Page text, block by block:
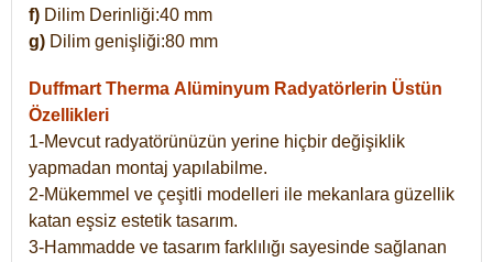
f) Dilim Derinliği:40 mm
g) Dilim genişliği:80 mm
Duffmart Therma Alüminyum Radyatörlerin Üstün
Özellikleri
1-Mevcut radyatörünüzün yerine hiçbir değişiklik
yapmadan montaj yapılabilme.
2-Mükemmel ve çeşitli modelleri ile mekanlara güzellik
katan eşsiz estetik tasarım.
3-Hammadde ve tasarım farklılığı sayesinde sağlanan